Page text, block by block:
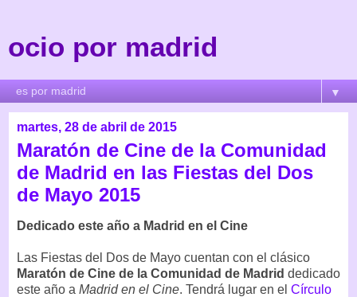
ocio por madrid
▼
martes, 28 de abril de 2015
Maratón de Cine de la Comunidad
de Madrid en las Fiestas del Dos
de Mayo 2015
Dedicado este año a Madrid en el Cine
Las Fiestas del Dos de Mayo cuentan con el clásico
Maratón de Cine de la Comunidad de Madrid dedicado
este año a Madrid en el Cine. Tendrá lugar en el Círculo